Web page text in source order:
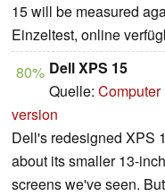
15 will be measured
Einzeltest, online
80% Dell XPS 15
Quelle:
version
Dell's redesigned XPS
about its smaller 13-
screens we've seen.